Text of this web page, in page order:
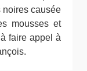
noires causée
mousses et
faire appel à